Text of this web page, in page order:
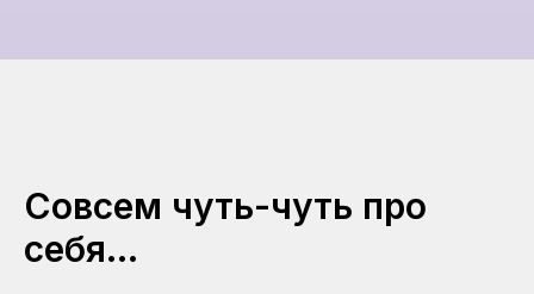
Совсем чуть-чуть про
себя...